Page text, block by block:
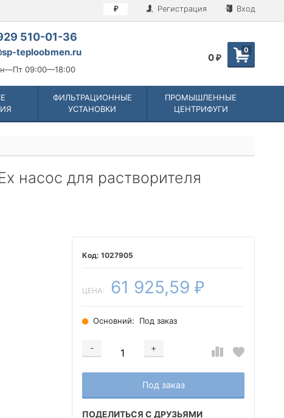
₽ Регистрация Вход
510-01-36
teploobmen.ru
09:00—18:00
0
0 ₽
ФИЛЬТРАЦИОННЫЕ
УСТАНОВКИ
ПРОМЫШЛЕННЫЕ
ЦЕНТРИФУГИ
насос для растворителя
1027905
ЦЕНА: 61 925,59 ₽
Основний: Под заказ
-
+
Добавляется...
Под заказ
Добавлен
ПОДЕЛИТЬСЯ С ДРУЗЬЯМИ